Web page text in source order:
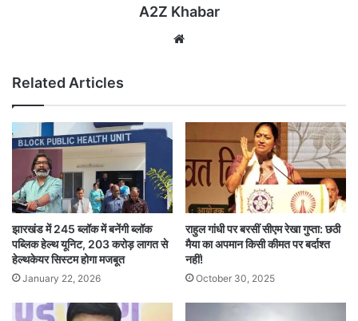
A2Z Khabar
Related Articles
झारखंड में 245 ब्लॉक में बनेंगी ब्लॉक
पब्लिक हेल्थ यूनिट, 203 करोड़ लागत से
हेल्थकेयर सिस्टम होगा मजबूत
January 22, 2026
राहुल गांधी पर बरसीं सीएम रेखा गुप्ता: छठी
मैया का अपमान किसी कीमत पर बर्दाश्त
नहीं!
October 30, 2025